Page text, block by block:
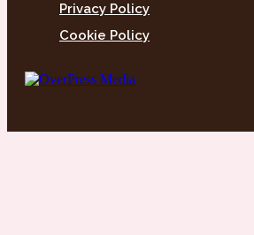
Privacy Policy
Cookie Policy